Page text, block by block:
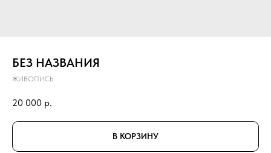
БЕЗ НАЗВАНИЯ
ЖИВОПИСЬ
20 000 р.
В КОРЗИНУ